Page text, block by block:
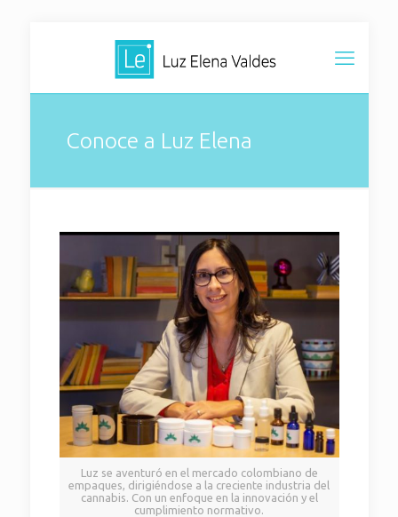
Conoce a Luz Elena
Luz se aventuró en el mercado colombiano de
empaques, dirigiéndose a la creciente industria del
cannabis. Con un enfoque en la innovación y el
cumplimiento normativo.